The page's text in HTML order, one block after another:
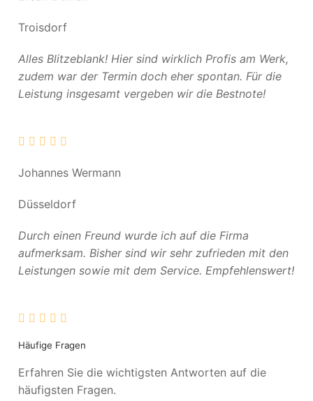
Troisdorf
Alles Blitzeblank! Hier sind wirklich Profis am Werk,
zudem war der Termin doch eher spontan. Für die
Leistung insgesamt vergeben wir die Bestnote!
Johannes Wermann
Düsseldorf
Durch einen Freund wurde ich auf die Firma
aufmerksam. Bisher sind wir sehr zufrieden mit den
Leistungen sowie mit dem Service. Empfehlenswert!
Häufige Fragen
Erfahren Sie die wichtigsten Antworten auf die
häufigsten Fragen.